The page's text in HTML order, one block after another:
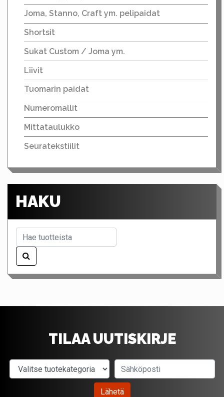
Joma, Stanno, Craft ym. pelipaidat
Shortsit
Sukat Custom / Joma ym.
Liivit
Tuomarin paidat
Numeromallit
Mittataulukko
Seuratekstiilit
HAKU
TILAA UUTISKIRJE
Valitse tuotekategoria
Lähetä